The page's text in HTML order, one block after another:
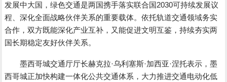
发展中大国，绿色交通是两国携手落实联合国2030可持续发展议
程、深化全面战略伙伴关系的重要载体。依托轨道交通领域务实
合作，双方既能深化产业互补，又能促进文明互鉴，持续夯实两
国长期稳定友好伙伴关系。
墨西哥城交通厅厅长赫克拉·乌利塞斯·加西亚·涅托表示，墨
西哥城正加快构建一体化公共交通体系，大力推进交通电动化低